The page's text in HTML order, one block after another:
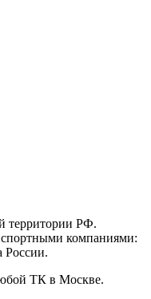
территории РФ.
компаниями:
ТК в Москве.